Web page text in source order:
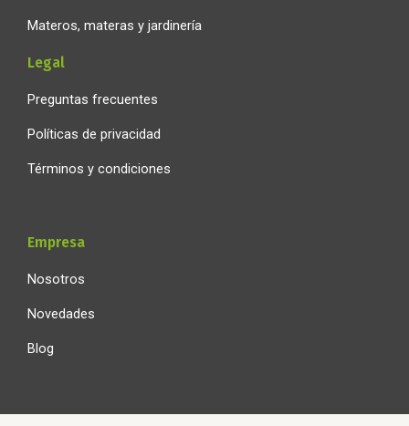
Materos, materas y jardinería
Legal
Preguntas frecuentes
Políticas de privacidad
Términos y condiciones
Empresa
Nosotros
Novedades
Blog